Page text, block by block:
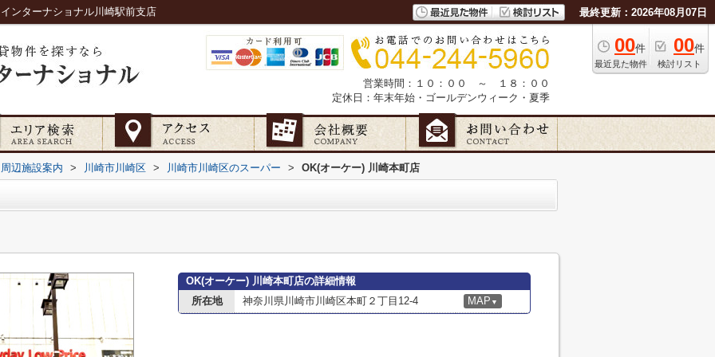
ンターナショナル川崎駅前支店 最終更新：2026年08月07日
00件
最近見た物件
00件
検討リスト
営業時間：１０：００ ～ １８：００
定休日：年末年始・ゴールデンウィーク・夏季
周辺施設案内 > 川崎市川崎区 > 川崎市川崎区のスーパー > OK(オーケー) 川崎本町店
OK(オーケー) 川崎本町店の詳細情報
所在地
神奈川県川崎市川崎区本町２丁目12-4 MAP ▼